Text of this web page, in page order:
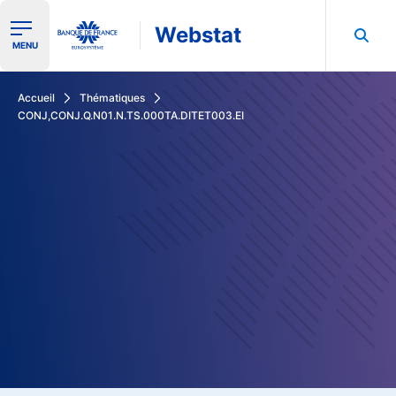
Ouvrir le menu de navigation
MENU Webstat
Accueil
Thématiques
CONJ,CONJ.Q.N01.N.TS.000TA.DITET003.EI